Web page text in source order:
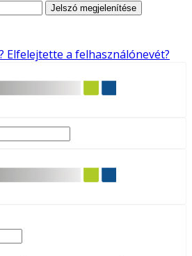
Jelszó megjelenítése
Elfelejtette a felhasználónevét?